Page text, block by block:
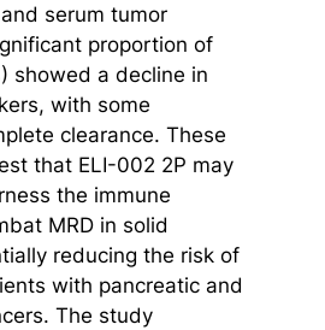
serum tumor
proportion of
showed a decline in
with some
clearance. These
that ELI-002 2P may
the immune
MRD in solid
reducing the risk of
with pancreatic and
The study